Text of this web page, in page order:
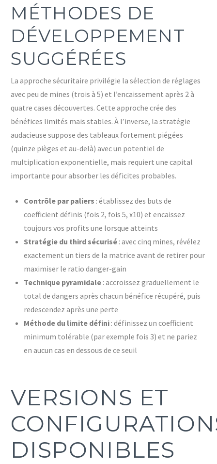
MÉTHODES DE
DÉVELOPPEMENT
SUGGÉRÉES
La approche sécuritaire privilégie la sélection de réglages
avec peu de mines (trois à 5) et l’encaissement après 2 à
quatre cases découvertes. Cette approche crée des
bénéfices limités mais stables. À l’inverse, la stratégie
audacieuse suppose des tableaux fortement piégées
(quinze pièges et au-delà) avec un potentiel de
multiplication exponentielle, mais requiert une capital
importante pour absorber les déficites probables.
Contrôle par paliers : établissez des buts de
coefficient définis (fois 2, fois 5, x10) et encaissez
toujours vos profits une lorsque atteints
Stratégie du third sécurisé: avec cinq mines, révélez
exactement un tiers de la matrice avant de retirer pour
maximiser le ratio danger-gain
Technique pyramidale: accroissez graduellement le
total de dangers après chacun bénéfice récupéré, puis
redescendez après une perte
Méthode du limite défini: définissez un coefficient
minimum tolérable (par exemple fois 3) et ne pariez
en aucun cas en dessous de ce seuil
VERSIONS ET
DISPONIBLES